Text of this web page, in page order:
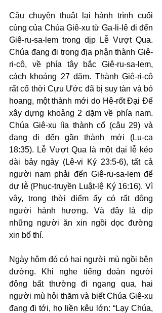
Câu chuyện thuật lại hành trình cuối
cùng của Chúa Giê-xu từ Ga-li-lê đi đến
Giê-ru-sa-lem trong dịp Lễ Vượt Qua.
Chúa đang đi trong địa phận thành Giê-
ri-cô, về phía tây bắc Giê-ru-sa-lem,
cách khoảng 27 dặm. Thành Giê-ri-cô
rất cổ thời Cựu Ước đã bị suy tàn và bỏ
hoang, một thành mới do Hê-rốt Đại Đế
xây dựng khoảng 2 dặm về phía nam.
Chúa Giê-xu lìa thành cổ (câu 29) và
đang đi đến gần thành mới (Lu-ca
18:35). Lễ Vượt Qua là một đại lễ kéo
dài bảy ngày (Lê-vi Ký 23:5-6), tất cả
người nam phải đến Giê-ru-sa-lem để
dự lễ (Phục-truyền Luật-lệ Ký 16:16). Vì
vậy, trong thời điểm ấy có rất đông
người hành hương. Và đây là dịp
những người ăn xin ngồi dọc đường
xin bố thí.
Ngày hôm đó có hai người mù ngồi bên
đường. Khi nghe tiếng đoàn người
đông bất thường đi ngang qua, hai
người mù hỏi thăm và biết Chúa Giê-xu
đang đi tới, họ liền kêu lớn: “Lạy Chúa,